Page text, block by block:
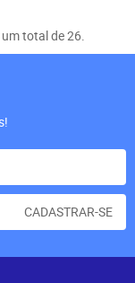
total de 26.
CADASTRAR-SE